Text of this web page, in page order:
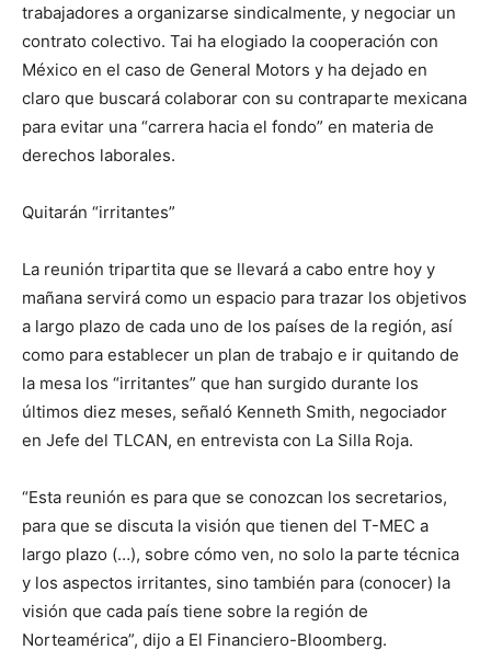
trabajadores a organizarse sindicalmente, y negociar un
contrato colectivo. Tai ha elogiado la cooperación con
México en el caso de General Motors y ha dejado en
claro que buscará colaborar con su contraparte mexicana
para evitar una “carrera hacia el fondo” en materia de
derechos laborales.
Quitarán “irritantes”
La reunión tripartita que se llevará a cabo entre hoy y
mañana servirá como un espacio para trazar los objetivos
a largo plazo de cada uno de los países de la región, así
como para establecer un plan de trabajo e ir quitando de
la mesa los “irritantes” que han surgido durante los
últimos diez meses, señaló Kenneth Smith, negociador
en Jefe del TLCAN, en entrevista con La Silla Roja.
“Esta reunión es para que se conozcan los secretarios,
para que se discuta la visión que tienen del T-MEC a
largo plazo (…), sobre cómo ven, no solo la parte técnica
y los aspectos irritantes, sino también para (conocer) la
visión que cada país tiene sobre la región de
Norteamérica”, dijo a El Financiero-Bloomberg.